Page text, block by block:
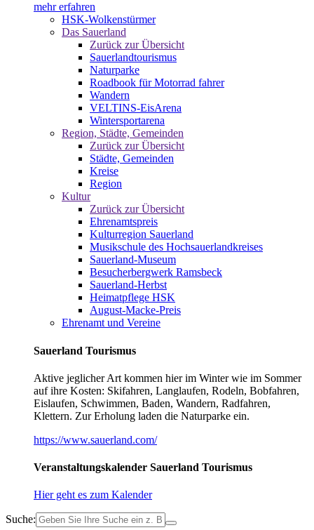
mehr erfahren
HSK-Wolkenstürmer
Das Sauerland
Zurück zur Übersicht
Sauerlandtourismus
Naturparke
Roadbook für Motorrad fahrer
Wandern
VELTINS-EisArena
Wintersportarena
Region, Städte, Gemeinden
Zurück zur Übersicht
Städte, Gemeinden
Kreise
Region
Kultur
Zurück zur Übersicht
Ehrenamtspreis
Kulturregion Sauerland
Musikschule des Hochsauerlandkreises
Sauerland-Museum
Besucherbergwerk Ramsbeck
Sauerland-Herbst
Heimatpflege HSK
August-Macke-Preis
Ehrenamt und Vereine
Sauerland Tourismus
Aktive jeglicher Art kommen hier im Winter wie im Sommer
auf ihre Kosten: Skifahren, Langlaufen, Rodeln, Bobfahren,
Eislaufen, Schwimmen, Baden, Wandern, Radfahren,
Klettern. Zur Erholung laden die Naturparke ein.
https://www.sauerland.com/
Veranstaltungskalender Sauerland Tourismus
Hier geht es zum Kalender
Suche: